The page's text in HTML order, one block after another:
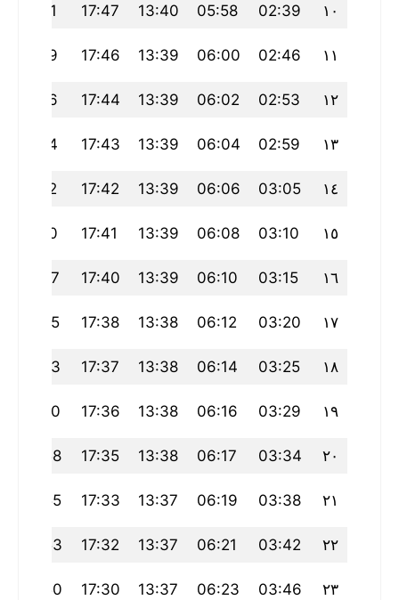
١٠ 02:39
05:58
13:40
17:47
21:21
١١ 02:46
06:00
13:39
17:46
21:19
١٢ 02:53
06:02
13:39
17:44
21:16
١٣ 02:59
06:04
13:39
17:43
21:14
١٤ 03:05
06:06
13:39
17:42
21:12
١٥ 03:10
06:08
13:39
17:41
21:10
١٦ 03:15
06:10
13:39
17:40
21:07
١٧ 03:20
06:12
13:38
17:38
21:05
١٨ 03:25
06:14
13:38
17:37
21:03
١٩ 03:29
06:16
13:38
17:36
21:00
٢٠ 03:34
06:17
13:38
17:35
20:58
٢١ 03:38
06:19
13:37
17:33
20:55
٢٢ 03:42
06:21
13:37
17:32
20:53
٢٣ 03:46
06:23
13:37
17:30
20:50